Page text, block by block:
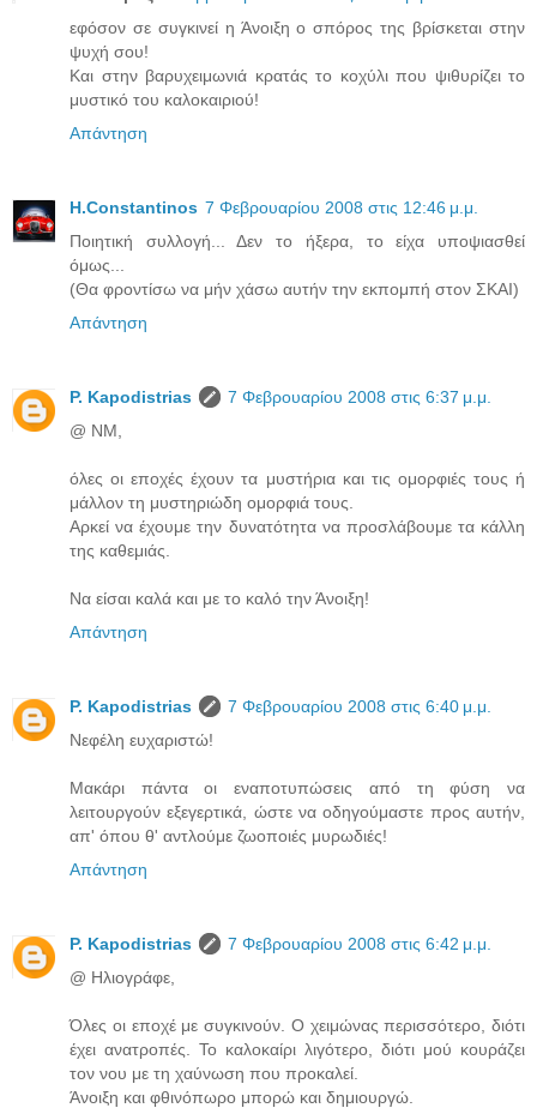
εφόσον σε συγκινεί η Άνοιξη ο σπόρος της βρίσκεται στην
ψυχή σου!
Και στην βαρυχειμωνιά κρατάς το κοχύλι που ψιθυρίζει το
μυστικό του καλοκαιριού!
Απάντηση
H.Constantinos 7 Φεβρουαρίου 2008 στις 12:46 μ.μ.
Ποιητική συλλογή... Δεν το ήξερα, το είχα υποψιασθεί
όμως...
(Θα φροντίσω να μήν χάσω αυτήν την εκπομπή στον ΣΚΑΙ)
Απάντηση
P. Kapodistrias
7 Φεβρουαρίου 2008 στις 6:37 μ.μ.
@ ΝΜ,
όλες οι εποχές έχουν τα μυστήρια και τις ομορφιές τους ή
μάλλον τη μυστηριώδη ομορφιά τους.
Αρκεί να έχουμε την δυνατότητα να προσλάβουμε τα κάλλη
της καθεμιάς.
Να είσαι καλά και με το καλό την Άνοιξη!
Απάντηση
P. Kapodistrias
7 Φεβρουαρίου 2008 στις 6:40 μ.μ.
Νεφέλη ευχαριστώ!
Μακάρι πάντα οι εναποτυπώσεις από τη φύση να
λειτουργούν εξεγερτικά, ώστε να οδηγούμαστε προς αυτήν,
απ' όπου θ' αντλούμε ζωοποιές μυρωδιές!
Απάντηση
P. Kapodistrias
7 Φεβρουαρίου 2008 στις 6:42 μ.μ.
@ Ηλιογράφε,
Όλες οι εποχέ με συγκινούν. Ο χειμώνας περισσότερο, διότι
έχει ανατροπές. Το καλοκαίρι λιγότερο, διότι μού κουράζει
τον νου με τη χαύνωση που προκαλεί.
Άνοιξη και φθινόπωρο μπορώ και δημιουργώ.